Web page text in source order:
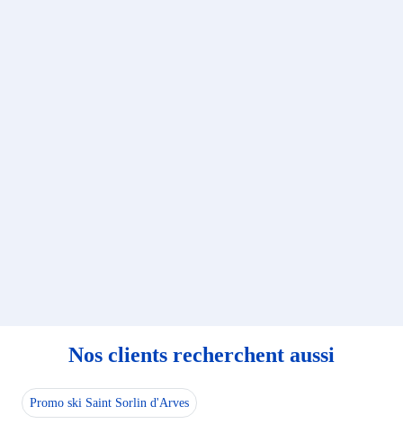
Nos clients recherchent aussi
Promo ski Saint Sorlin d'Arves